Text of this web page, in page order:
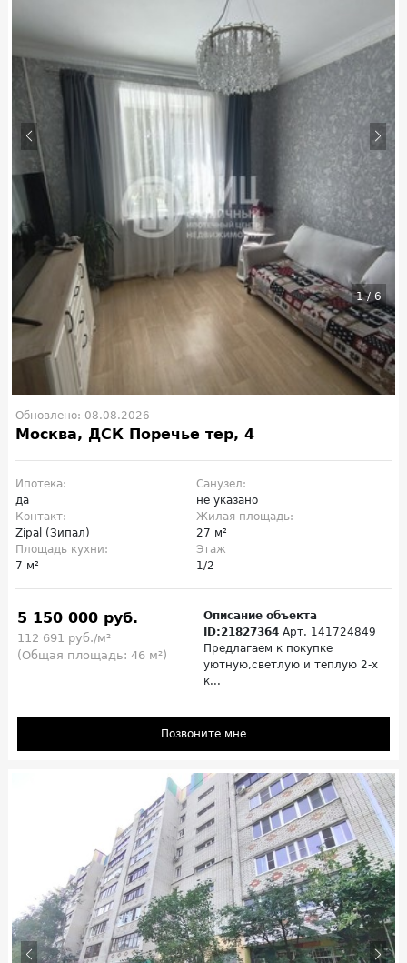
1/ 6
Обновлено: 08.08.2026
Москва, ДСК Поречье тер, 4
Ипотека:
да
Санузел:
не указано
Контакт:
Zipal (Зипал)
Жилая площадь:
27 м²
Площадь кухни:
7 м²
Этаж
1/2
5 150 000 руб.
112 691 руб./м²
(Общая площадь: 46 м²)
Описание объекта
ID:21827364 Арт. 141724849
Предлагаем к покупке
уютную,светлую и теплую 2-х
к...
Позвоните мне